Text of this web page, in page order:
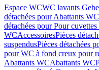
Espace WCWC lavants
détachées pour Abattants WC
détachées pour Pour
WCAccessoiresPièces
suspendusPièces détachées
pour WC à fond creux pour
Abattants WCAbattants WC